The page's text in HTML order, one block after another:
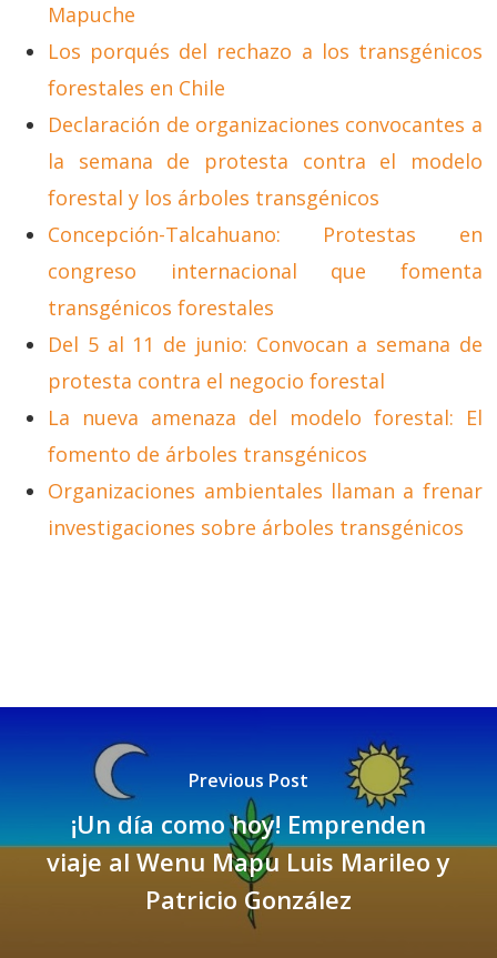
Mapuche
Los porqués del rechazo a los transgénicos
forestales en Chile
Declaración de organizaciones convocantes a
la semana de protesta contra el modelo
forestal y los árboles transgénicos
Concepción-Talcahuano: Protestas en
congreso internacional que fomenta
transgénicos forestales
Del 5 al 11 de junio: Convocan a semana de
protesta contra el negocio forestal
La nueva amenaza del modelo forestal: El
fomento de árboles transgénicos
Organizaciones ambientales llaman a frenar
investigaciones sobre árboles transgénicos
Previous Post
¡Un día como hoy! Emprenden
viaje al Wenu Mapu Luis Marileo y
Patricio González